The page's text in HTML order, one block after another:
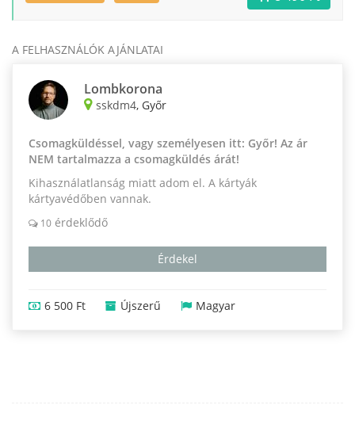
A FELHASZNÁLÓK AJÁNLATAI
Lombkorona
sskdm4, Győr
Csomagküldéssel, vagy személyesen itt: Győr! Az ár
NEM tartalmazza a csomagküldés árát!
Kihasználatlanság miatt adom el. A kártyák
kártyavédőben vannak.
10 érdeklődő
Érdekel
6 500 Ft Újszerű Magyar